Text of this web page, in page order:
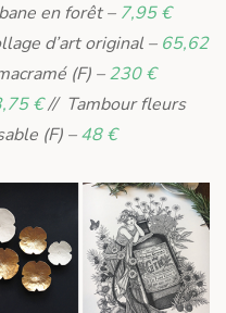
en forêt – 7,95 €
d’art original – 65,62
(F) –230 €
€// Tambour fleurs
(F) –48 €